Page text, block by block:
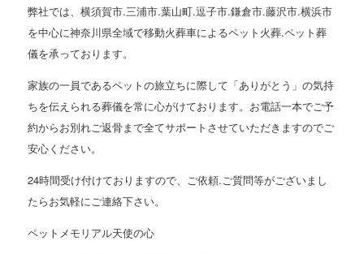
弊社では、横須賀市.三浦市.葉山町.逗子市.鎌倉市.藤沢市.横浜市
を中心に神奈川県全域で移動火葬車によるペット火葬.ペット葬
儀を承っております。
家族の一員であるペットの旅立ちに際して「ありがとう」の気持
ちを伝えられる葬儀を常に心がけております。お電話一本でご予
約からお別れご返骨まで全てサポートさせていただきますのでご
安心ください。
24時間受け付けておりますので、ご依頼.ご質問等がございまし
たらお気軽にご連絡下さい。
ペットメモリアル天使の心